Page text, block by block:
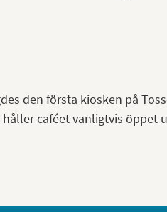
den första kiosken på
caféet vanligtvis öppet